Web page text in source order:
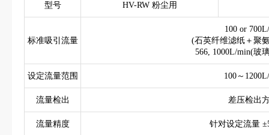
型号
HV-RW 粉尘用
标准吸引流量
100 or
(石英纤维滤纸＋聚
566, 1000L/min(玻
设定流量范围 100～
流量检出 差压检出
流量精度 针对设定流量